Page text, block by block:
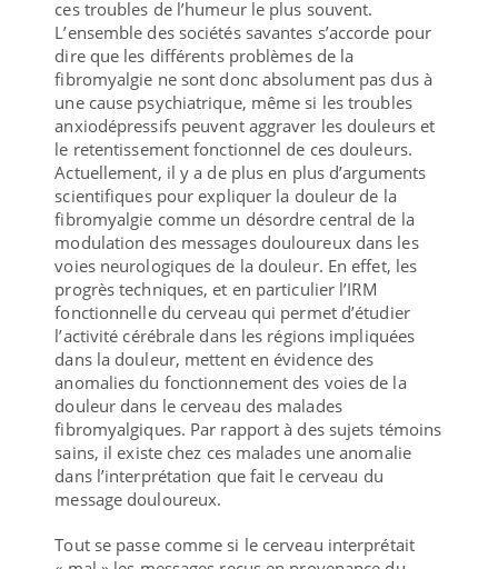
ces troubles de l’humeur le plus souvent.
L’ensemble des sociétés savantes s’accorde pour
dire que les différents problèmes de la
fibromyalgie ne sont donc absolument pas dus à
une cause psychiatrique, même si les troubles
anxiodépressifs peuvent aggraver les douleurs et
le retentissement fonctionnel de ces douleurs.
Actuellement, il y a de plus en plus d’arguments
scientifiques pour expliquer la douleur de la
fibromyalgie comme un désordre central de la
modulation des messages douloureux dans les
voies neurologiques de la douleur. En effet, les
progrès techniques, et en particulier l’IRM
fonctionnelle du cerveau qui permet d’étudier
l’activité cérébrale dans les régions impliquées
dans la douleur, mettent en évidence des
anomalies du fonctionnement des voies de la
douleur dans le cerveau des malades
fibromyalgiques. Par rapport à des sujets témoins
sains, il existe chez ces malades une anomalie
dans l’interprétation que fait le cerveau du
message douloureux.
Tout se passe comme si le cerveau interprétait